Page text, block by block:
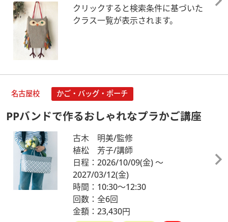
クリックすると検索条件に基づいた
クラス一覧が表示されます。
名古屋校 かご・バッグ・ポーチ
PPバンドで作るおしゃれなプラかご講座
古木 明美/監修
植松 芳子/講師
日程：2026/10/09(金)～
2027/03/12(金)
時間：10:30～12:30
回数：全6回
金額：23,430円